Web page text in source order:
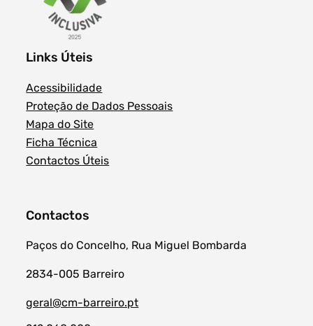
Links Úteis
Acessibilidade
Proteção de Dados Pessoais
Mapa do Site
Ficha Técnica
Contactos Úteis
Contactos
Paços do Concelho, Rua Miguel Bombarda
2834-005 Barreiro
geral@cm-barreiro.pt